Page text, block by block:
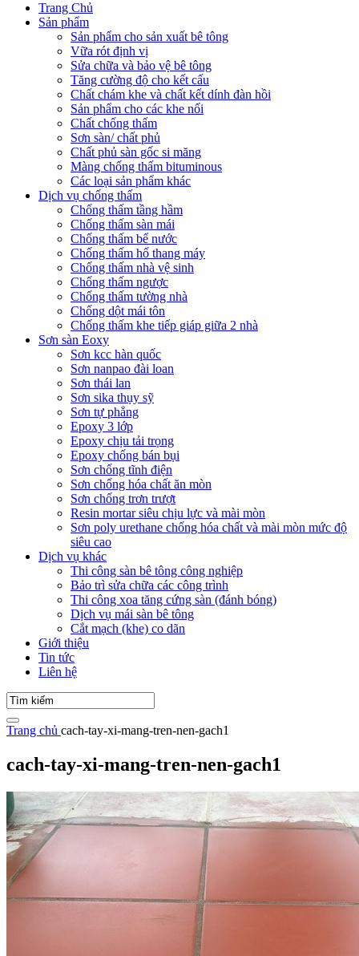
Trang Chủ
Sản phẩm
Sản phẩm cho sản xuất bê tông
Vữa rót định vị
Sửa chữa và bảo vệ bê tông
Tăng cường độ cho kết cấu
Chất chám khe và chất kết dính đàn hồi
Sản phẩm cho các khe nối
Chất chống thấm
Sơn sàn/ chất phủ
Chất phủ sàn gốc si măng
Màng chống thấm bituminous
Các loại sản phẩm khác
Dịch vụ chống thấm
Chống thấm tầng hầm
Chống thấm sàn mái
Chống thấm bể nước
Chống thấm hố thang máy
Chống thấm nhà vệ sinh
Chống thấm ngược
Chống thấm tường nhà
Chống dột mái tôn
Chống thấm khe tiếp giáp giữa 2 nhà
Sơn sàn Eoxy
Sơn kcc hàn quốc
Sơn nanpao đài loan
Sơn thái lan
Sơn sika thụy sỹ
Sơn tự phẳng
Epoxy 3 lớp
Epoxy chịu tải trọng
Epoxy chống bán bụi
Sơn chống tĩnh điện
Sơn chống hóa chất ăn mòn
Sơn chống trơn trượt
Resin mortar siêu chịu lực và mài mòn
Sơn poly urethane chống hóa chất và mài mòn mức độ
siêu cao
Dịch vụ khác
Thi công sàn bê tông công nghiệp
Bảo trì sửa chữa các công trình
Thi công xoa tăng cứng sàn (đánh bóng)
Dịch vụ mái sàn bê tông
Cắt mạch (khe) co dãn
Giới thiệu
Tin tức
Liên hệ
Trang chủ cach-tay-xi-mang-tren-nen-gach1
cach-tay-xi-mang-tren-nen-gach1